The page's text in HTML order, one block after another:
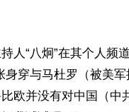
人“八炯”在其个人频
穿与马杜罗（被美军
欧并没有对中国（中